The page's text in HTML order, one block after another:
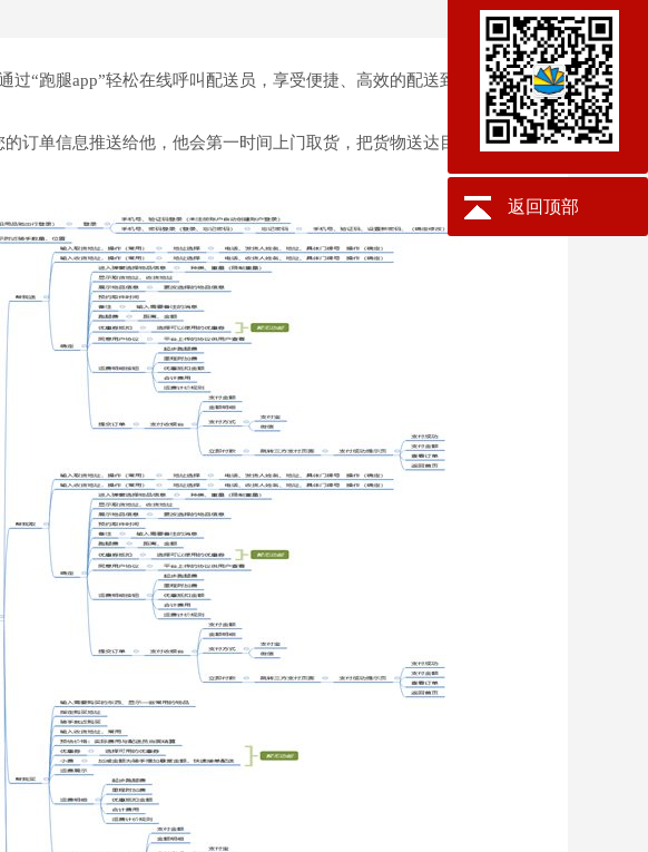
“跑腿app”轻松在线呼叫配送员，享受便捷、高效的配送到家服务。代
订单信息推送给他，他会第一时间上门取货，把货物送达目的地。跑腿
返回顶部